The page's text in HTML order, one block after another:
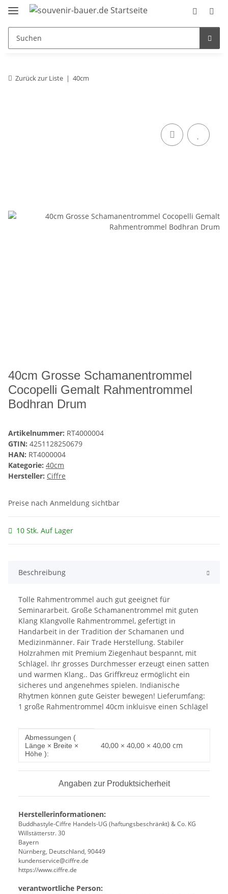
Zurück zur Liste 40cm
40cm Grosse Schamanentrommel
Cocopelli Gemalt Rahmentrommel
Bodhran Drum
Artikelnummer: RT4000004
GTIN: 4251128250679
HAN: RT4000004
Kategorie: 40cm
Hersteller: Ciffre
Preise nach Anmeldung sichtbar
10 Stk. Auf Lager
Beschreibung
Tolle Rahmentrommel auch gut geeignet für
Seminararbeit. Große Schamanentrommel mit guten
Klang Klangvolle Rahmentrommel, gefertigt in
Handarbeit in der Tradition der Schamanen und
Medizinmänner. Fair Trade Herstellung. Stabiler
Holzrahmen mit Premium Ziegenhaut bespannt, mit
Schlägel. Ihr grosses Durchmesser erzeugt einen satten
und warmen Klang.. Das Griffkreuz ermöglicht ein
sicheres und angenehmes spielen. Indianische
Rhytmen können gute Geister bewegen! Lieferumfang:
1 große Rahmentrommel 40cm inkluisve einen Schlägel
Produkteigenschaft
Wert
Abmessungen (
Länge × Breite ×
Höhe ):
40,00 × 40,00 × 40,00 cm
Angaben zur Produktsicherheit
Herstellerinformationen:
Buddhastyle-Ciffre Handels-UG (haftungsbeschränkt) & Co. KG
Willstätterstr. 30
Bayern
Nürnberg, Deutschland, 90449
kundenservice@ciffre.de
https://www.ciffre.de
verantwortliche Person: